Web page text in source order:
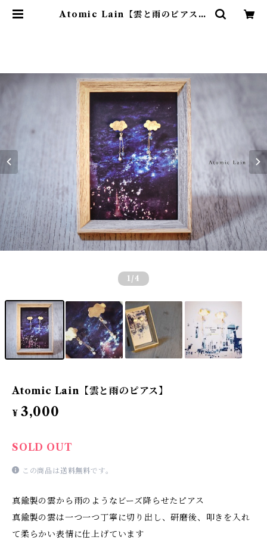
Atomic Lain【雲と雨のピアス】
1 /4
Atomic Lain【雲と雨のピアス】
¥ 3,000
SOLD OUT
この商品は送料無料です。
真鍮製の雲から雨のようなビーズ降らせたピアス
真鍮製の雲は一つ一つ丁寧に切り出し、研磨後、叩きを入れ
て柔らかい表情に仕上げています